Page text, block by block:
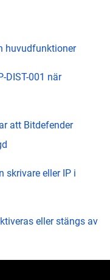
huvudfunktioner
DIST-001 när
att Bitdefender
skrivare eller IP i
eller stängs av